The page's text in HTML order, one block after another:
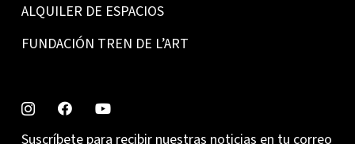
ALQUILER DE ESPACIOS
FUNDACIÓN TREN DE L’ART
Suscríbete para recibir nuestras noticias en tu correo